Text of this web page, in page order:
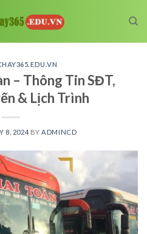
– Thông Tin SĐT,
& Lịch Trình
8, 2024 BY ADMINCD